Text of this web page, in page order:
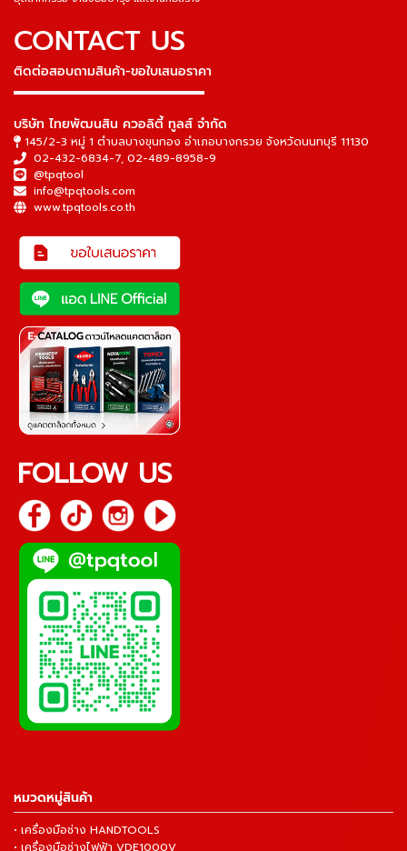
CONTACT US
ติดต่อสอบถามสินค้า-ขอใบเสนอราคา
▬▬▬▬▬▬▬▬▬▬▬▬▬▬▬
บริษัท ไทยพัฒนสิน ควอลิตี้ ทูลส์ จำกัด
145/2-3 หมู่ 1 ตำบลบางขุนกอง อำเภอบางกรวย จังหวัดนนทบุรี 11130
02-432-6834-7, 02-489-8958-9
@tpqtool
info@tpqtools.com
www.tpqtools.co.th
FOLLOW US
หมวดหมู่สินค้า
• เครื่องมือช่าง HANDTOOLS
• เครื่องมือช่างไฟฟ้า VDE1000V